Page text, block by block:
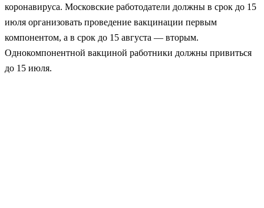
коронавируса. Московские работодатели должны в срок до 15
июля организовать проведение вакцинации первым
компонентом, а в срок до 15 августа — вторым.
Однокомпонентной вакциной работники должны привиться
до 15 июля.